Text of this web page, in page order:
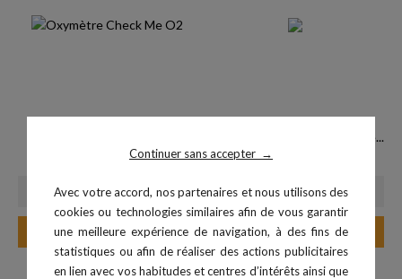
Continuer sans accepter →
Avec votre accord, nos partenaires et nous utilisons des
cookies ou technologies similaires afin de vous garantir
une meilleure expérience de navigation, à des fins de
statistiques ou afin de réaliser des actions publicitaires
en lien avec vos habitudes et centres d’intérêts ainsi que
Prix de base
189,00 €
Ajouter au panier
Cable adaptateur pour montre...
Prix
162,00 €
Ajouter au panier